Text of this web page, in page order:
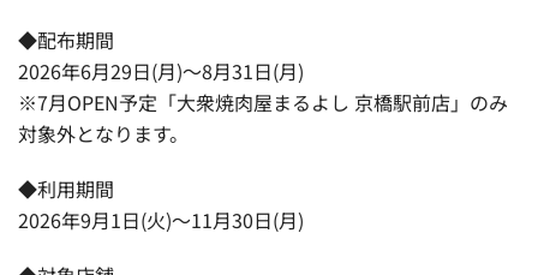
◆配布期間
2026年6月29日(月)〜8月31日(月)
※7月OPEN予定「大衆焼肉屋まるよし 京橋駅前店」のみ
対象外となります。
◆利用期間
2026年9月1日(火)〜11月30日(月)